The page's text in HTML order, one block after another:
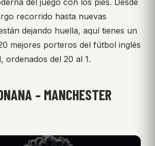
del juego con los pies. Desde
recorrido hasta nuevas
dejando huella, aquí tienes un
mejores porteros del fútbol inglés
ordenados del 20 al 1.
– MANCHESTER